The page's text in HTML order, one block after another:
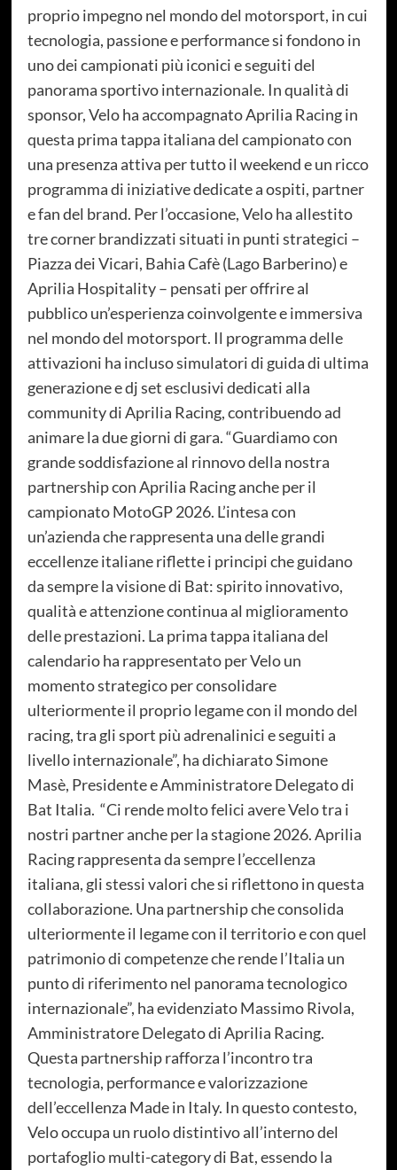
proprio impegno nel mondo del motorsport, in cui
tecnologia, passione e performance si fondono in
uno dei campionati più iconici e seguiti del
panorama sportivo internazionale. In qualità di
sponsor, Velo ha accompagnato Aprilia Racing in
questa prima tappa italiana del campionato con
una presenza attiva per tutto il weekend e un ricco
programma di iniziative dedicate a ospiti, partner
e fan del brand. Per l’occasione, Velo ha allestito
tre corner brandizzati situati in punti strategici –
Piazza dei Vicari, Bahia Cafè (Lago Barberino) e
Aprilia Hospitality – pensati per offrire al
pubblico un’esperienza coinvolgente e immersiva
nel mondo del motorsport. Il programma delle
attivazioni ha incluso simulatori di guida di ultima
generazione e dj set esclusivi dedicati alla
community di Aprilia Racing, contribuendo ad
animare la due giorni di gara. “Guardiamo con
grande soddisfazione al rinnovo della nostra
partnership con Aprilia Racing anche per il
campionato MotoGP 2026. L’intesa con
un’azienda che rappresenta una delle grandi
eccellenze italiane riflette i principi che guidano
da sempre la visione di Bat: spirito innovativo,
qualità e attenzione continua al miglioramento
delle prestazioni. La prima tappa italiana del
calendario ha rappresentato per Velo un
momento strategico per consolidare
ulteriormente il proprio legame con il mondo del
racing, tra gli sport più adrenalinici e seguiti a
livello internazionale”, ha dichiarato Simone
Masè, Presidente e Amministratore Delegato di
Bat Italia. “Ci rende molto felici avere Velo tra i
nostri partner anche per la stagione 2026. Aprilia
Racing rappresenta da sempre l’eccellenza
italiana, gli stessi valori che si riflettono in questa
collaborazione. Una partnership che consolida
ulteriormente il legame con il territorio e con quel
patrimonio di competenze che rende l’Italia un
punto di riferimento nel panorama tecnologico
internazionale”, ha evidenziato Massimo Rivola,
Amministratore Delegato di Aprilia Racing.
Questa partnership rafforza l’incontro tra
tecnologia, performance e valorizzazione
dell’eccellenza Made in Italy. In questo contesto,
Velo occupa un ruolo distintivo all’interno del
portafoglio multi-category di Bat, essendo la